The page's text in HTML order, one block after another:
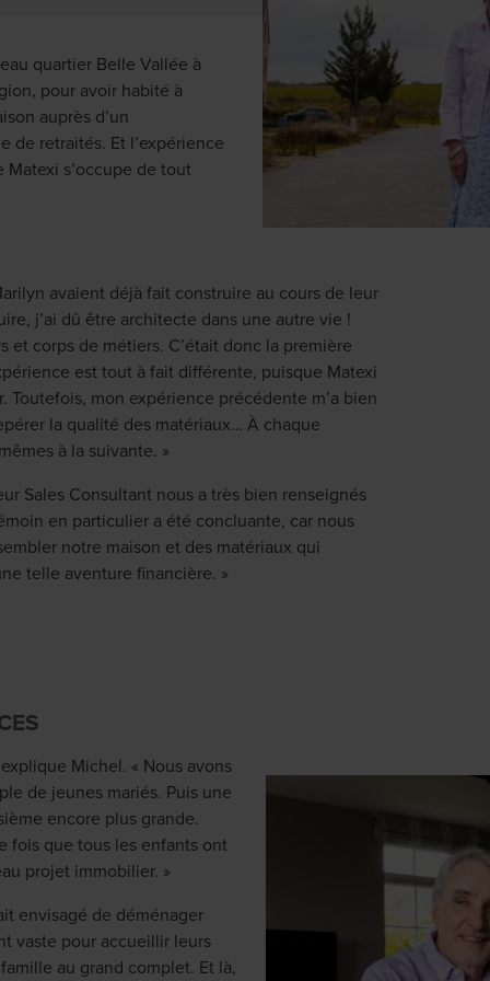
quartier Belle Vallée à
pour avoir habité à
auprès d’un
retraités. Et l’expérience
Matexi s’occupe de tout
avaient déjà fait construire au cours de leur
j’ai dû être architecte dans une autre vie !
corps de métiers. C’était donc la première
est tout à fait différente, puisque Matexi
mon expérience précédente m’a bien
la qualité des matériaux… À chaque
à la suivante. »
Sales Consultant nous a très bien renseignés
en particulier a été concluante, car nous
notre maison et des matériaux qui
telle aventure financière. »
Michel. « Nous avons
de jeunes mariés. Puis une
encore plus grande.
fois que tous les enfants ont
projet immobilier. »
envisagé de déménager
vaste pour accueillir leurs
au grand complet. Et là,